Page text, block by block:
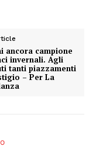
ancora campione
invernali. Agli
tanti piazzamenti
– Per La